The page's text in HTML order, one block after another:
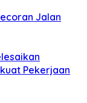
Jalan
Pekerjaan